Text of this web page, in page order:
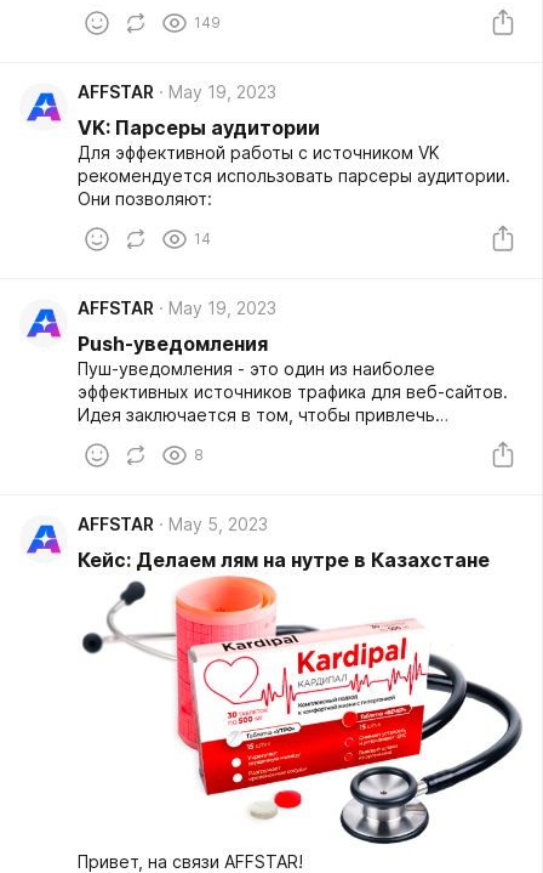
149
AFFSTAR May 19, 2023
VK: Парсеры аудитории
Для эффективной работы с источником VK
рекомендуется использовать парсеры аудитории.
Они позволяют:
14
AFFSTAR May 19, 2023
Push-уведомления
Пуш-уведомления - это один из наиболее
эффективных источников трафика для веб-сайтов.
Идея заключается в том, чтобы привлечь
пользователей, отправляя им "push-уведомления"
в браузере или на мобильном устройстве.
8
AFFSTAR May 5, 2023
Кейс: Делаем лям на нутре в Казахстане
Привет, на связи AFFSTAR!